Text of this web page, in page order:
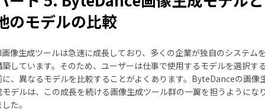
のモデルの比較
像生成ツールは急速に成長しており、多くの企業が独自のシステム
築しています。そのため、ユーザーは仕事で使用するモデルを選択す
に、異なるモデルを比較することがよくあります。ByteDanceの画像
モデルは、この成長を続ける画像生成ツール群の一翼を担うようにな
た。